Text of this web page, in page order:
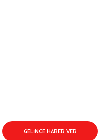
GELİNCE HABER VER